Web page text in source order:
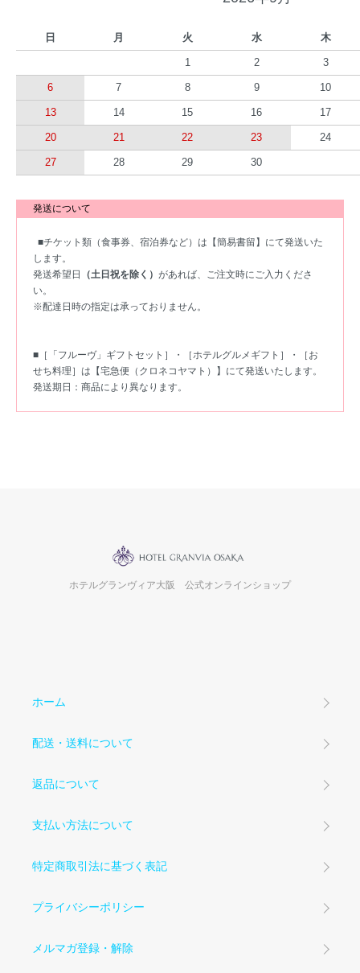
日 月 火 水 木
1 2 3
6 7 8 9 10
13 14 15 16 17
20 21 22 23 24
27 28 29 30
発送について
■チケット類（食事券、宿泊券など）は 【簡易書留】 にて発送いた
します。
発送希望日
（土日祝を除く） があれば、ご注文時にご入力くださ
い。
※配達日時の指定は承っておりません。
■［「フルーヴ」ギフトセット］・［ホテルグルメギフト］・［お
せち料理］は 【宅急便（クロネコヤマト）】 にて発送いたします。
発送期日：商品により異なります。
ホテルグランヴィア大阪 公式オンラインショップ
ホーム
配送・送料について
返品について
支払い方法について
特定商取引法に基づく表記
プライバシーポリシー
メルマガ登録・解除